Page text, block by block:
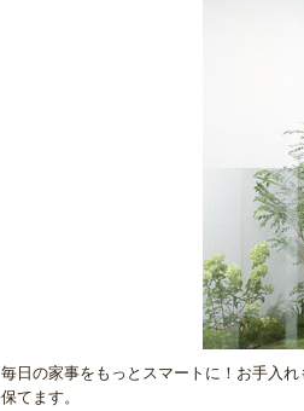
毎日の家事をもっとスマートに！お手入
保てます。